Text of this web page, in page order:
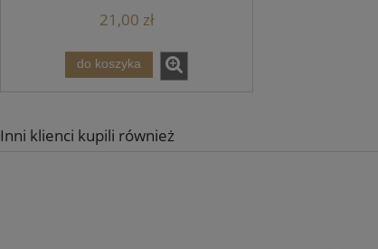
21,00 zł
do koszyka
Inni klienci kupili również